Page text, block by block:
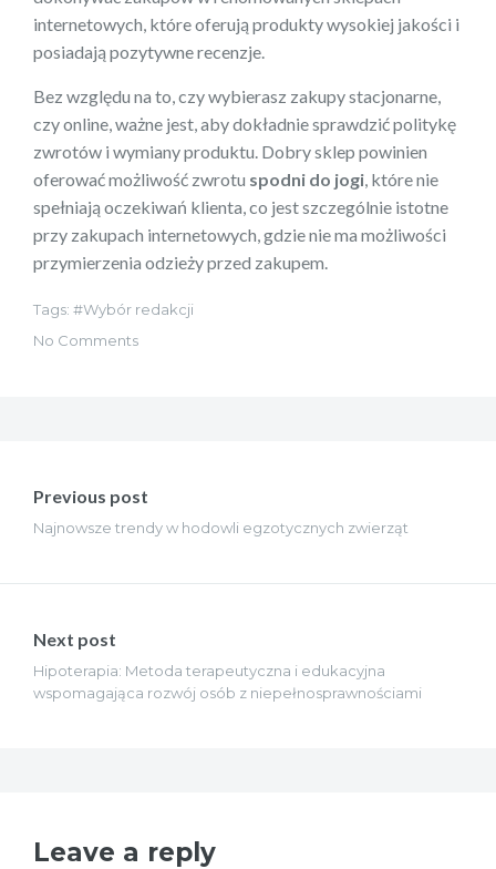
internetowych, które oferują produkty wysokiej jakości i
posiadają pozytywne recenzje.
Bez względu na to, czy wybierasz zakupy stacjonarne,
czy online, ważne jest, aby dokładnie sprawdzić politykę
zwrotów i wymiany produktu. Dobry sklep powinien
oferować możliwość zwrotu spodni do jogi , które nie
spełniają oczekiwań klienta, co jest szczególnie istotne
przy zakupach internetowych, gdzie nie ma możliwości
przymierzenia odzieży przed zakupem.
Tags:
Wybór redakcji
No Comments
wpisu
Previous post
Najnowsze trendy w hodowli egzotycznych zwierząt
Next post
Hipoterapia: Metoda terapeutyczna i edukacyjna
wspomagająca rozwój osób z niepełnosprawnościami
Leave a reply